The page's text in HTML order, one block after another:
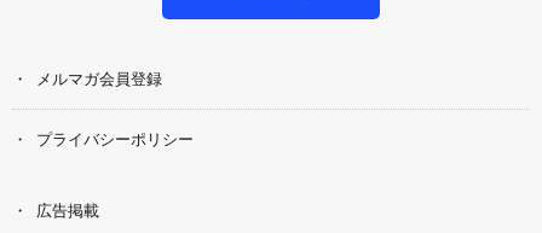
メルマガ会員登録
プライバシーポリシー
広告掲載